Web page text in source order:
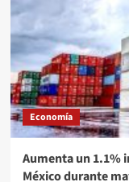
Economía
Aumenta un 1.1%
México durante